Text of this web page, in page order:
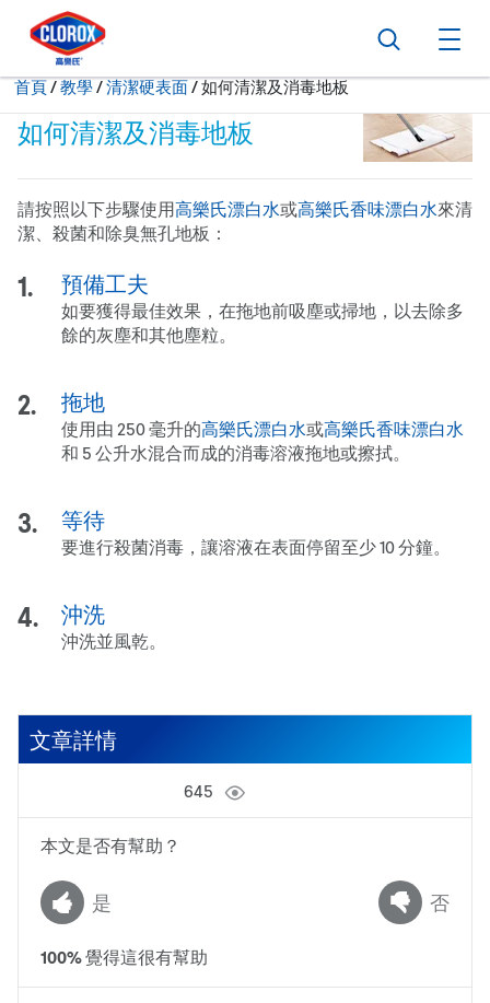
跳到主導航
跳轉至內容
跳到頁尾
搜尋
首頁/教學 清潔硬表面 現在:
如何清潔及消毒地板
如何清潔及消毒地板
請按照以下步驟使用高樂氏漂白水或高樂氏香味漂白水來清
潔、殺菌和除臭無孔地板：
預備工夫
如要獲得最佳效果，在拖地前吸塵或掃地，以去除多
餘的灰塵和其他塵粒。
拖地
使用由 250 毫升的高樂氏漂白水或高樂氏香味漂白水
和 5 公升水混合而成的消毒溶液拖地或擦拭。
等待
要進行殺菌消毒，讓溶液在表面停留至少 10 分鐘。
沖洗
沖洗並風乾。
文章詳情
645
本文是否有幫助？
是 否
100%覺得這很有幫助